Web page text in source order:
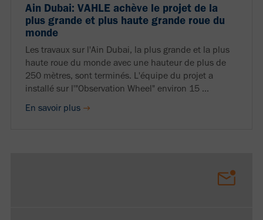
Ain Dubai: VAHLE achève le projet de la
plus grande et plus haute grande roue du
monde
Les travaux sur l'Ain Dubai, la plus grande et la plus
haute roue du monde avec une hauteur de plus de
250 mètres, sont terminés. L'équipe du projet a
installé sur l'"Observation Wheel" environ 15 ...
En savoir plus